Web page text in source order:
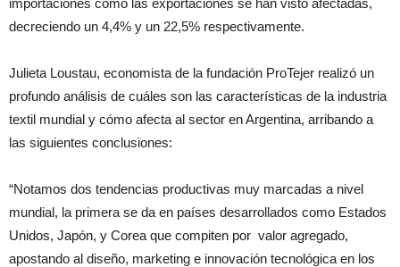
importaciones como las exportaciones se han visto afectadas,
decreciendo un 4,4% y un 22,5% respectivamente.
Julieta Loustau, economista de la fundación ProTejer realizó un
profundo análisis de cuáles son las características de la industria
textil mundial y cómo afecta al sector en Argentina, arribando a
las siguientes conclusiones:
“Notamos dos tendencias productivas muy marcadas a nivel
mundial, la primera se da en países desarrollados como Estados
Unidos, Japón, y Corea que compiten por valor agregado,
apostando al diseño, marketing e innovación tecnológica en los